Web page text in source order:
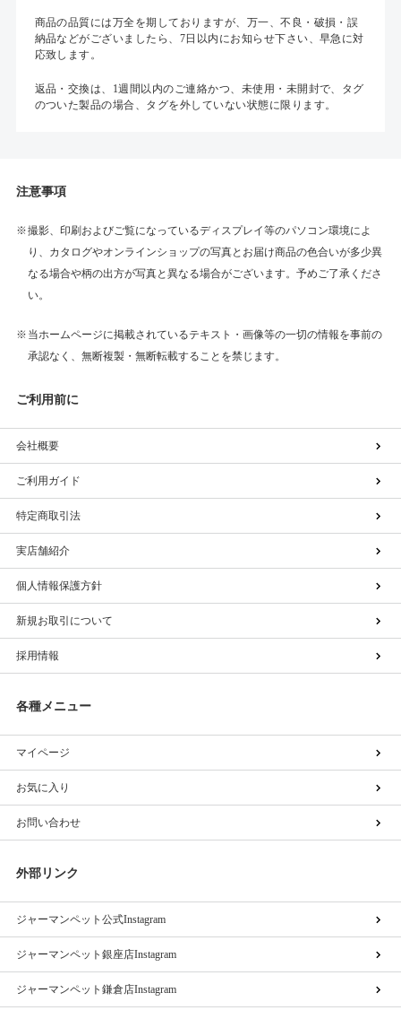
商品の品質には万全を期しておりますが、万一、不良・破損・誤
納品などがございましたら、7日以内にお知らせ下さい、早急に対
応致します。
返品・交換は、1週間以内のご連絡かつ、未使用・未開封で、タグ
のついた製品の場合、タグを外していない状態に限ります。
注意事項
撮影、印刷およびご覧になっているディスプレイ等のパソコン環境によ
り、カタログやオンラインショップの写真とお届け商品の色合いが多少異
なる場合や柄の出方が写真と異なる場合がございます。予めご了承くださ
い。
当ホームページに掲載されているテキスト・画像等の一切の情報を事前の
承認なく、無断複製・無断転載することを禁じます。
ご利用前に
会社概要
ご利用ガイド
特定商取引法
実店舗紹介
個人情報保護方針
新規お取引について
採用情報
各種メニュー
マイページ
お気に入り
お問い合わせ
外部リンク
ジャーマンペット公式Instagram
ジャーマンペット銀座店Instagram
ジャーマンペット鎌倉店Instagram